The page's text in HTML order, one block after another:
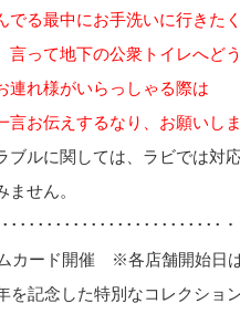
でる最中にお手洗いに行きた
言って地下の公衆トイレへど
連れ様がいらっしゃる際は
言お伝えするなり、お願いし
ブルに関しては、ラビでは対
ません。
････････････････････････
カード開催 ※各店舗開始日
を記念した特別なコレクショ